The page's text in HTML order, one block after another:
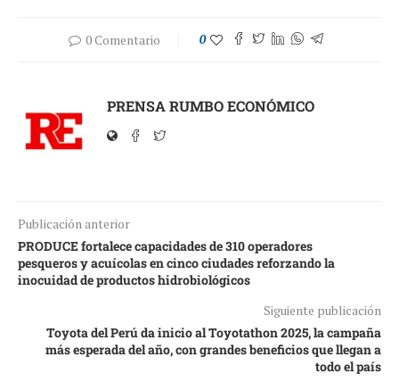
0 Comentario 0
PRENSA RUMBO ECONÓMICO
Publicación anterior
PRODUCE fortalece capacidades de 310 operadores
pesqueros y acuícolas en cinco ciudades reforzando la
inocuidad de productos hidrobiológicos
Siguiente publicación
Toyota del Perú da inicio al Toyotathon 2025, la campaña
más esperada del año, con grandes beneficios que llegan a
todo el país